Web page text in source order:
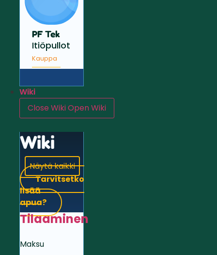
PF Tek
Itiöpullot
Kauppa
Wiki
Close WikiOpen Wiki
Wiki
Näytä kaikki
Tarvitsetko
lisää
apua?
Tilaaminen
Maksu